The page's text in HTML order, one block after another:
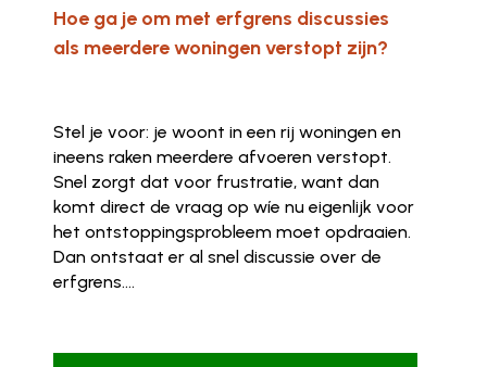
Hoe ga je om met erfgrens discussies
als meerdere woningen verstopt zijn?
Stel je voor: je woont in een rij woningen en
ineens raken meerdere afvoeren verstopt.
Snel zorgt dat voor frustratie, want dan
komt direct de vraag op wíe nu eigenlijk voor
het ontstoppingsprobleem moet opdraaien.
Dan ontstaat er al snel discussie over de
erfgrens....